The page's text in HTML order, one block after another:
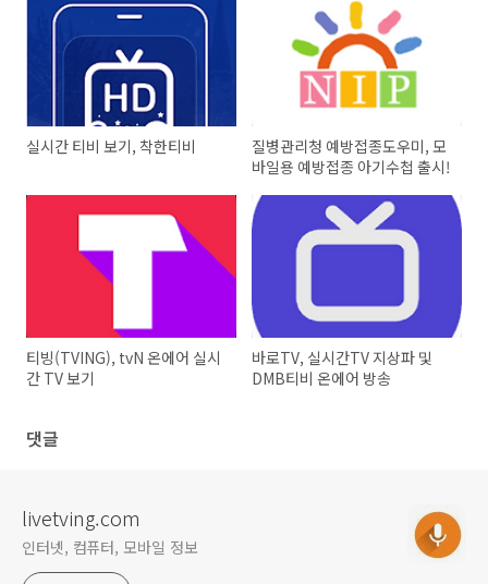
실시간 티비 보기, 착한티비
질병관리청 예방접종도우미, 모
바일용 예방접종 아기수첩 출시!
티빙(TVING), tvN 온에어 실시
간 TV 보기
바로TV, 실시간TV 지상파 및
DMB티비 온에어 방송
댓글
livetving.com
인터넷, 컴퓨터, 모바일 정보